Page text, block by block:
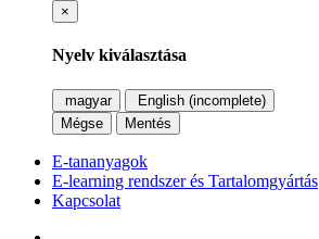
×
Nyelv kiválasztása
magyar
English (incomplete)
Mégse
Mentés
E-tananyagok
E-learning rendszer és Tartalomgyártás
Kapcsolat